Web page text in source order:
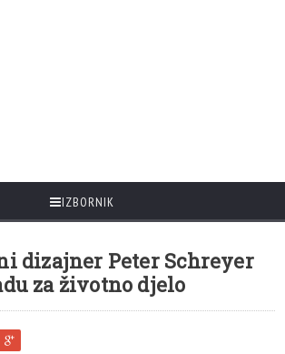
IZBORNIK
dizajner Peter Schreyer
za životno djelo